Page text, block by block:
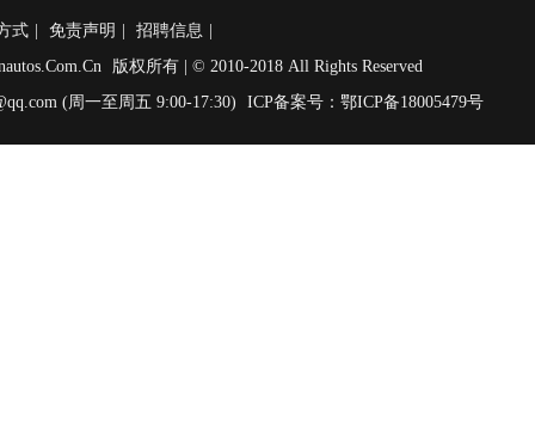
式 免责声明 招聘信息
版权所有 | © 2010-2018 All Rights Reserved
(周一至周五 9:00-17:30)
ICP备案号：鄂ICP备18005479号